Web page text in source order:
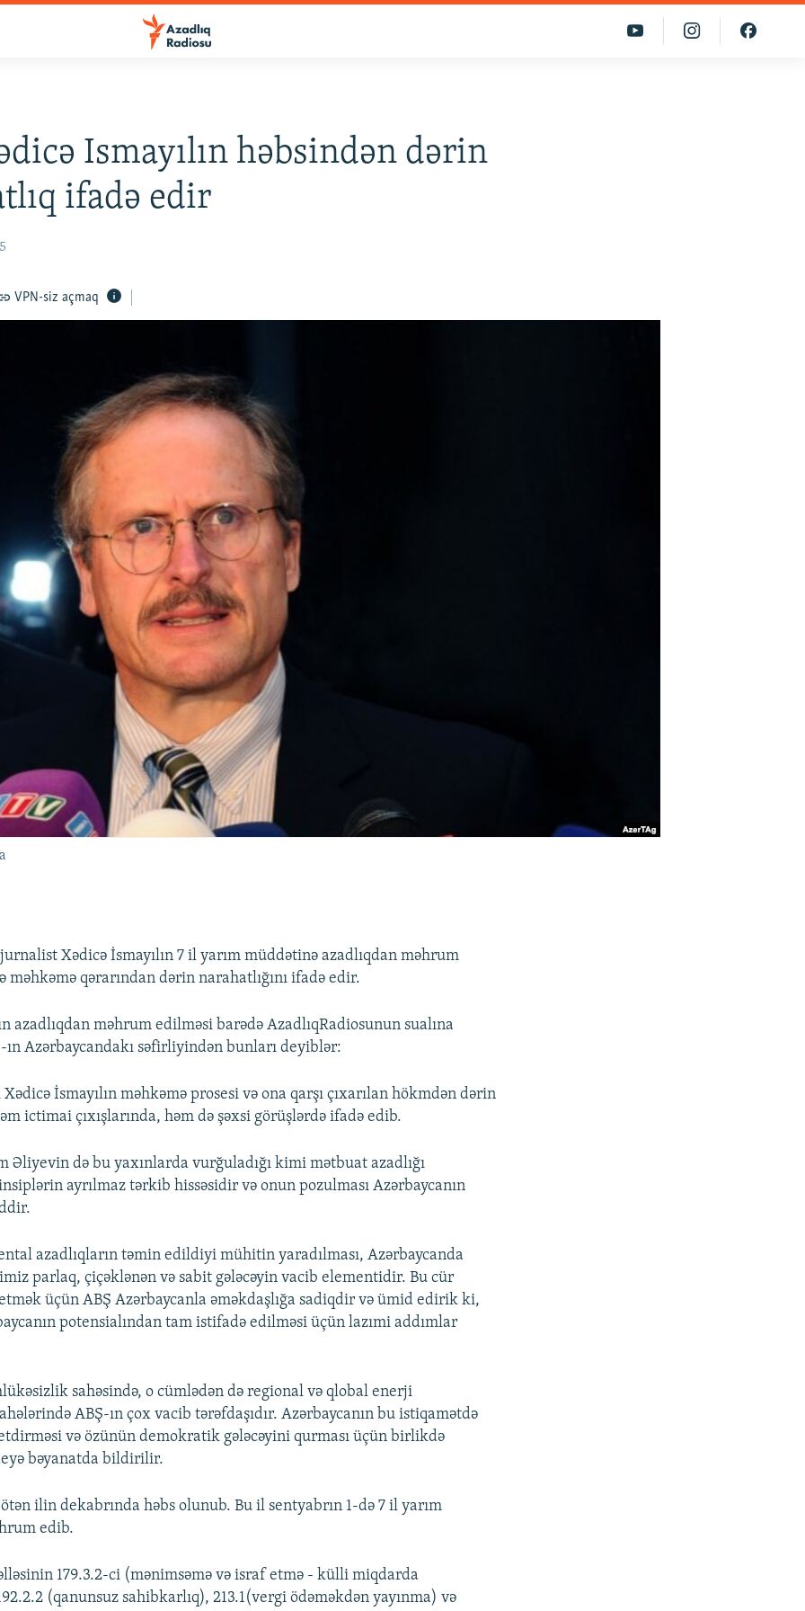
Ismayılın həbsindən dərin
ifadə edir
VPN-siz açmaq
Xədicə İsmayılın 7 il yarım müddətinə azadlıqdan məhrum
məhkəmə qərarından dərin narahatlığını ifadə edir.
azadlıqdan məhrum edilməsi barədə AzadlıqRadiosunun sualına
ın Azərbaycandakı səfirliyindən bunları deyiblər:
İsmayılın məhkəmə prosesi və ona qarşı çıxarılan hökmdən dərin
ictimai çıxışlarında, həm də şəxsi görüşlərdə ifadə edib.
Əliyevin də bu yaxınlarda vurğuladığı kimi mətbuat azadlığı
ayrılmaz tərkib hissəsidir və onun pozulması Azərbaycanın
azadlıqların təmin edildiyi mühitin yaradılması, Azərbaycanda
parlaq, çiçəklənən və sabit gələcəyin vacib elementidir. Bu cür
üçün ABŞ Azərbaycanla əməkdaşlığa sadiqdir və ümid edirik ki,
potensialından tam istifadə edilməsi üçün lazımi addımlar
sahəsində, o cümlədən də regional və qlobal enerji
ABŞ-ın çox vacib tərəfdaşıdır. Azərbaycanın bu istiqamətdə
və özünün demokratik gələcəyini qurması üçün birlikdə
bəyanatda bildirilir.
ilin dekabrında həbs olunub. Bu il sentyabrın 1-də 7 il yarım
edib.
179.3.2-ci (mənimsəmə və israf etmə - külli miqdarda
(qanunsuz sahibkarlıq), 213.1(vergi ödəməkdən yayınma) və